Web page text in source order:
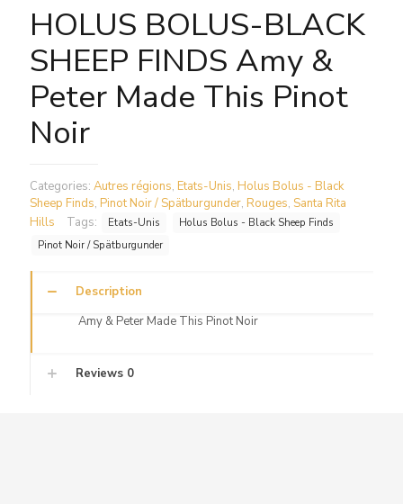
HOLUS BOLUS-BLACK
SHEEP FINDS Amy &
Peter Made This Pinot
Noir
Categories: Autres régions, Etats-Unis, Holus Bolus - Black
Sheep Finds, Pinot Noir / Spätburgunder, Rouges, Santa Rita
Hills
Tags: Etats-Unis
Holus Bolus - Black Sheep Finds
Pinot Noir / Spätburgunder
Description
Amy & Peter Made This Pinot Noir
Reviews 0